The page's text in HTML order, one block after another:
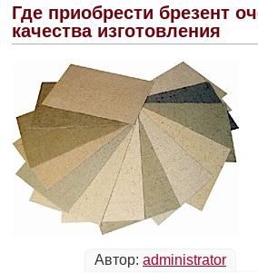
Где приобрести брезент
качества изготовления
Автор: administrator